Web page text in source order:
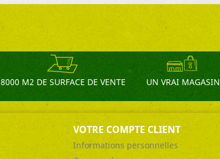
8000 M2 DE SURFACE DE VENTE UN VRAI MAGASIN
VOTRE COMPTE CLIENT
Informations personnelles